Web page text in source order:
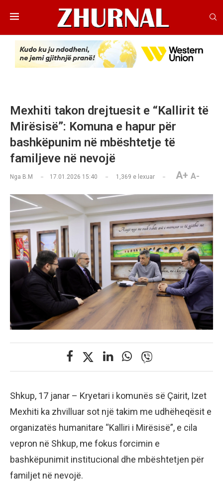
Mexhiti takon drejtuesit e “Kallirit të
Mirësisë”: Komuna e hapur për
bashkëpunim në mbështetje të
familjeve në nevojë
Nga B.M 17.01.2026 15:40 1,369 e lexuar A+ A-
Shkup, 17 janar – Kryetari i komunës së Çairit, Izet
Mexhiti ka zhvilluar sot një takim me udhëheqësit e
organizatës humanitare “Kalliri i Mirësisë”, e cila
vepron në Shkup, me fokus forcimin e
bashkëpunimit institucional dhe mbështetjen për
familjet në nevojë.